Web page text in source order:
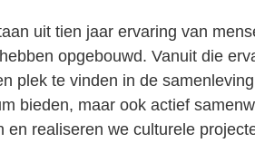
uit tien jaar ervaring van
opgebouwd. Vanuit die
plek te vinden in de
bieden, maar ook actief
realiseren we culturele